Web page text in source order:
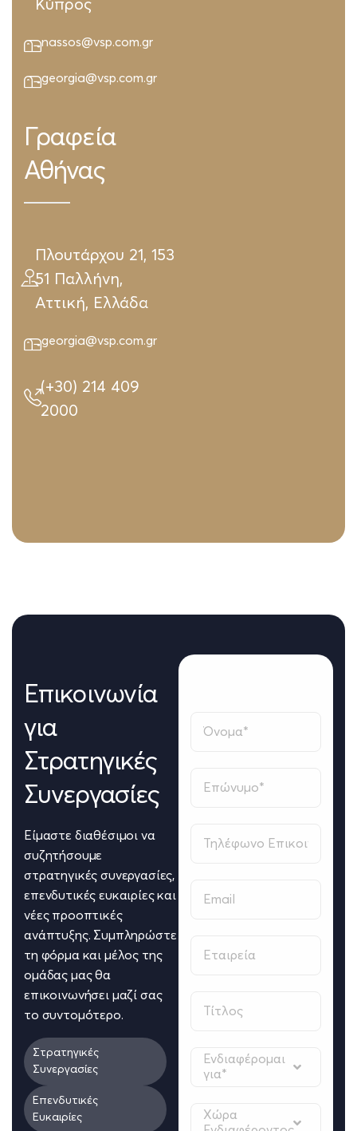
Κύπρος
nassos@vsp.com.gr
georgia@vsp.com.gr
Γραφεία
Αθήνας
Πλουτάρχου 21, 153
51 Παλλήνη,
Αττική, Ελλάδα
georgia@vsp.com.gr
(+30) 214 409
2000
Επικοινωνία
για
Στρατηγικές
Συνεργασίες
Είμαστε διαθέσιμοι να
συζητήσουμε
στρατηγικές συνεργασίες,
επενδυτικές ευκαιρίες και
νέες προοπτικές
ανάπτυξης. Συμπληρώστε
τη φόρμα και μέλος της
ομάδας μας θα
επικοινωνήσει μαζί σας
το συντομότερο.
Στρατηγικές
Συνεργασίες
Επενδυτικές
Ευκαιρίες
Ενδιαφέρομαι
για*
Χώρα